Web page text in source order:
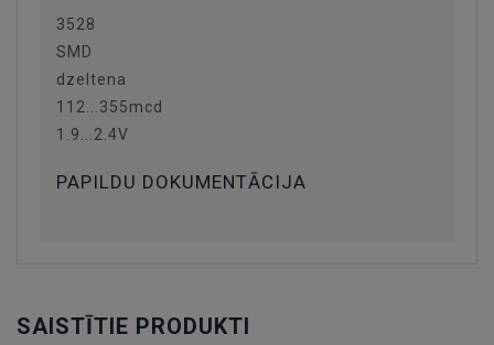
3528
SMD
dzeltena
112...355mcd
1.9...2.4V
PAPILDU DOKUMENTĀCIJA
SAISTĪTIE PRODUKTI